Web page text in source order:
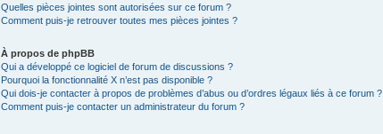
Quelles pièces jointes sont autorisées sur ce forum ?
Comment puis-je retrouver toutes mes pièces jointes ?
À propos de phpBB
Qui a développé ce logiciel de forum de discussions ?
Pourquoi la fonctionnalité X n’est pas disponible ?
Qui dois-je contacter à propos de problèmes d’abus ou d’ordres légaux liés à ce forum ?
Comment puis-je contacter un administrateur du forum ?